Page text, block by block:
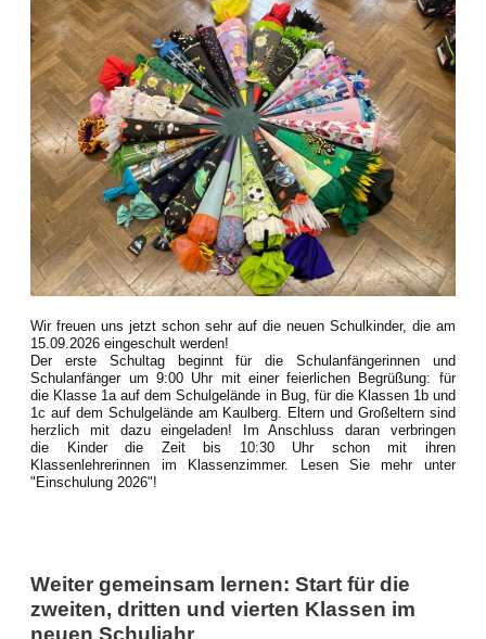
Wir freuen uns jetzt schon sehr auf die neuen Schulkinder, die am
15.09.2026 eingeschult werden!
Der erste Schultag beginnt für die Schulanfängerinnen und
Schulanfänger um 9:00 Uhr mit einer feierlichen Begrüßung: für
die Klasse 1a auf dem Schulgelände in Bug, für die Klassen 1b und
1c auf dem Schulgelände am Kaulberg. Eltern und Großeltern sind
herzlich mit dazu eingeladen! Im Anschluss daran verbringen
die Kinder die Zeit bis 10:30 Uhr schon mit ihren
Klassenlehrerinnen im Klassenzimmer. Lesen Sie mehr unter
"Einschulung 2026"!
Weiter gemeinsam lernen: Start für die
zweiten, dritten und vierten Klassen im
neuen Schuljahr